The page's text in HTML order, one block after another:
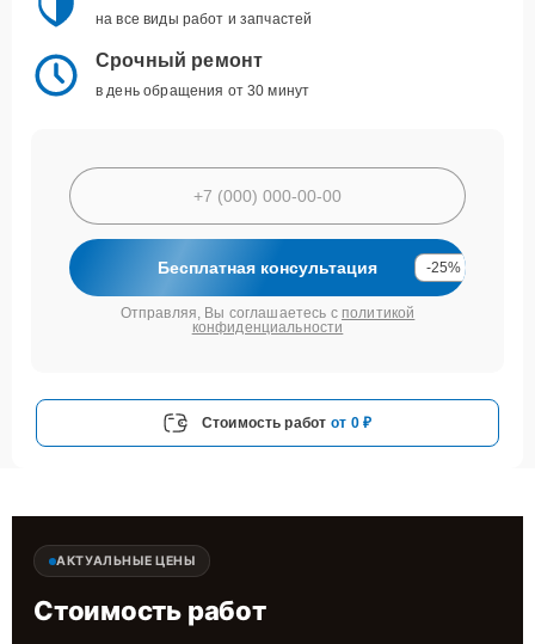
на все виды работ и запчастей
Срочный ремонт
в день обращения от 30 минут
Бесплатная консультация -25%
Отправляя, Вы соглашаетесь с политикой
конфиденциальности
Стоимость работ от 0 ₽
АКТУАЛЬНЫЕ ЦЕНЫ
Стоимость работ